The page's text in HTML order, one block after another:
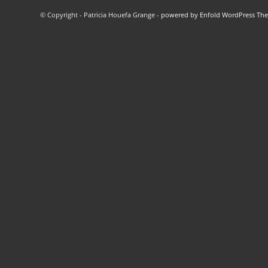
© Copyright - Patricia Houefa Grange - powered by Enfold WordPress